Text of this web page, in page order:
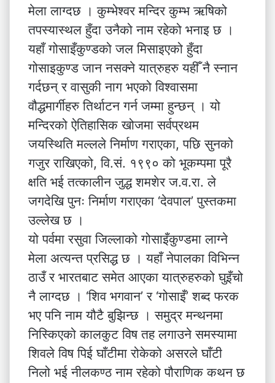
मेला लाग्दछ । कुम्भेश्वर मन्दिर कुम्भ ऋषिको
तपस्यास्थल हुँदा उनैको नाम रहेको भनाइ छ ।
यहाँ गोसाइँकुण्डको जल मिसाइएको हुँदा
गोसाइकुण्ड जान नसक्ने यात्रुहरु यहीँ नै स्नान
गर्दछन् र वासुकी नाग भएको विश्वासमा
वौद्धमार्गीहरु तिर्थाटन गर्न जम्मा हुन्छन् । यो
मन्दिरको ऐतिहासिक खोजमा सर्वप्रथम
जयस्थिति मल्लले निर्माण गराएका, पछि सुनको
गजुर राखिएको, वि.सं. १९९० को भूकम्पमा पूरै
क्षति भई तत्कालीन जुद्ध शमशेर ज.व.रा. ले
जगदेखि पुनः निर्माण गराएका ‘देवपाल’ पुस्तकमा
उल्लेख छ ।
यो पर्वमा रसुवा जिल्लाको गोसाइँकुण्डमा लाग्ने
मेला अत्यन्त प्रसिद्ध छ । यहाँ नेपालका विभिन्न
ठाउँ र भारतबाट समेत आएका यात्रुहरुको घुइँचो
नै लाग्दछ । ‘शिव भगवान’ र ‘गोसाइँ’ शब्द फरक
भए पनि नाम यौटै बुझिन्छ । समुद्र मन्थनमा
निस्किएको कालकुट विष तह लगाउने समस्यामा
शिवले विष पिई घाँटीमा रोकेको असरले घाँटी
निलो भई नीलकण्ठ नाम रहेको पौराणिक कथन छ